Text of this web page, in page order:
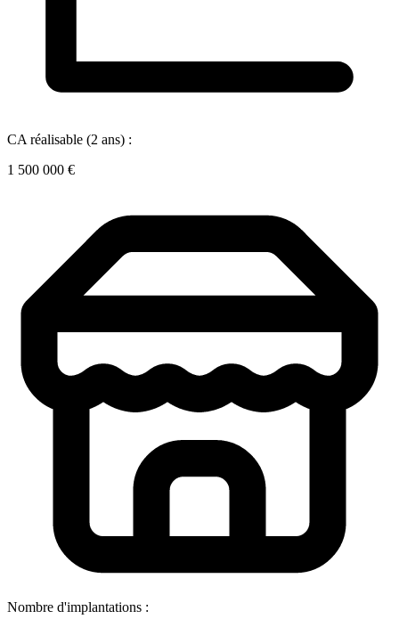
CA réalisable (2 ans) :
1 500 000 €
Nombre d'implantations :